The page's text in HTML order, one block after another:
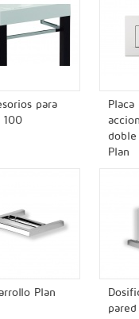
para
100
Placa
doble
Plan
Plan
pared